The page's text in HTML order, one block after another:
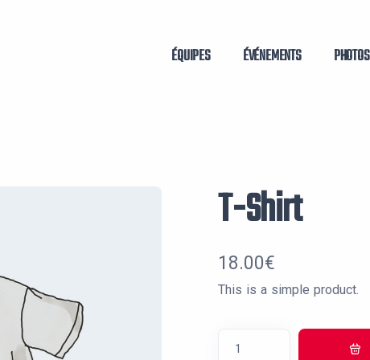
ÉQUIPES ÉVÉNEMENTS PHOTOS
T-Shirt
18.00€
This is a simple product.